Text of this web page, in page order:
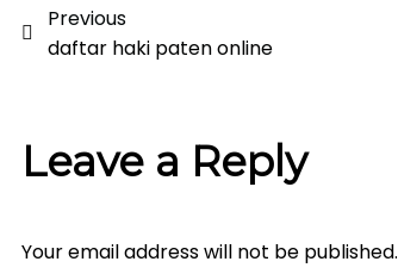
Previous
daftar haki paten online
Leave a Reply
Your email address will not be published.